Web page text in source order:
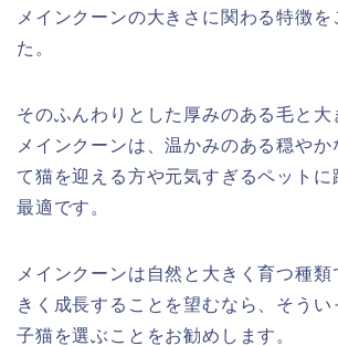
メインクーンの大きさに関わる特徴を
た。
そのふんわりとした厚みのある毛と大
メインクーンは、温かみのある穏やか
て猫を迎える方や元気すぎるペットに
最適です。
メインクーンは自然と大きく育つ種類
きく成長することを望むなら、そうい
子猫を選ぶことをお勧めします。